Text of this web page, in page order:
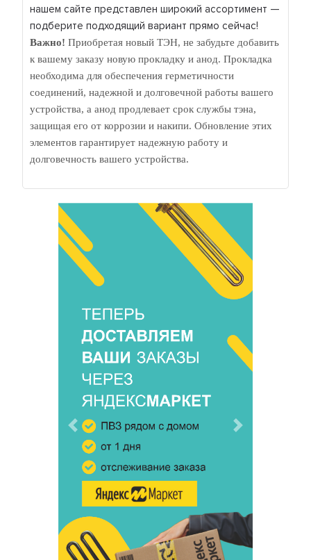
нашем сайте представлен широкий ассортимент —
подберите подходящий вариант прямо сейчас!
Важно! Приобретая новый ТЭН, не забудьте добавить
к вашему заказу новую прокладку и анод. Прокладка
необходима для обеспечения герметичности
соединений, надежной и долговечной работы вашего
устройства, а анод продлевает срок службы тэна,
защищая его от коррозии и накипи. Обновление этих
элементов гарантирует надежную работу и
долговечность вашего устройства.
Предыдущий Следующий